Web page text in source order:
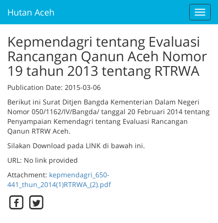
Hutan Aceh
Kepmendagri tentang Evaluasi
Rancangan Qanun Aceh Nomor
19 tahun 2013 tentang RTRWA
Publication Date: 2015-03-06
Berikut ini Surat Ditjen Bangda Kementerian Dalam Negeri
Nomor 050/1162/IV/Bangda/ tanggal 20 Februari 2014 tentang
Penyampaian Kemendagri tentang Evaluasi Rancangan
Qanun RTRW Aceh.
Silakan Download pada LINK di bawah ini.
URL: No link provided
Attachment: kepmendagri_650-
441_thun_2014(1)RTRWA_(2).pdf